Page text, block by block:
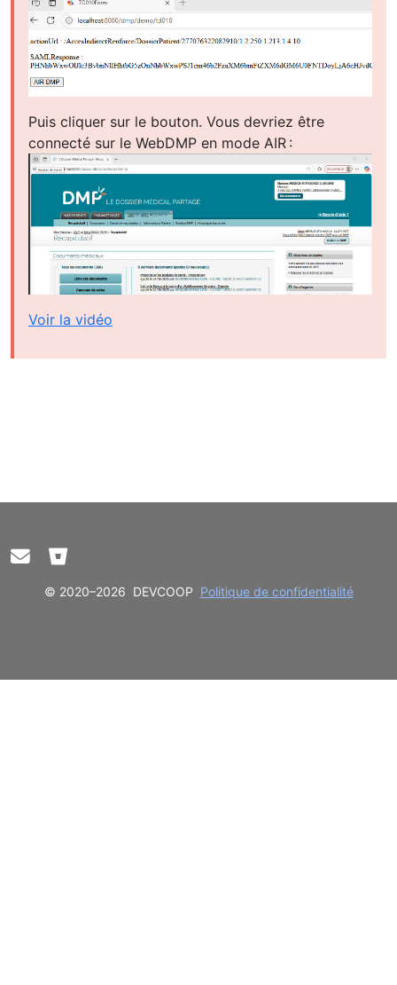
Puis cliquer sur le bouton. Vous devriez être
connecté sur le WebDMP en mode AIR :
Voir la vidéo
© 2020–2026 DEVCOOP Politique de confidentialité